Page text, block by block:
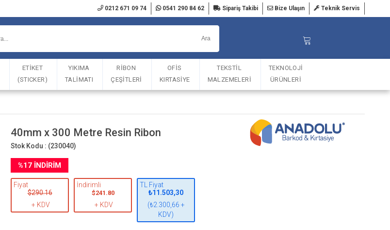
0212 671 09 74 0541 290 84 62 Sipariş Takibi Bize Ulaşın Teknik Servis
ETİKET
(STICKER)
YIKIMA
TALİMATI
RİBON
ÇEŞİTLERİ
OFİS
KIRTASİYE
TEKSTİL
MALZEMELERİ
TEKNOLOJİ
ÜRÜNLERİ
40mm x 300 Metre Resin Ribon
Stok Kodu : (230040)
%17 İNDIRIM
Fiyat
$290.16
+ KDV
İndirimli
$241.80
+ KDV
TL Fiyat
₺11.503,30
(₺2.300,66 +
KDV)